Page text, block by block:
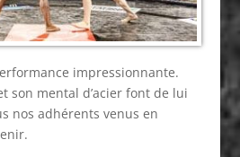
impressionnante.
son mental d’acier font de lui
nos adhérents venus en